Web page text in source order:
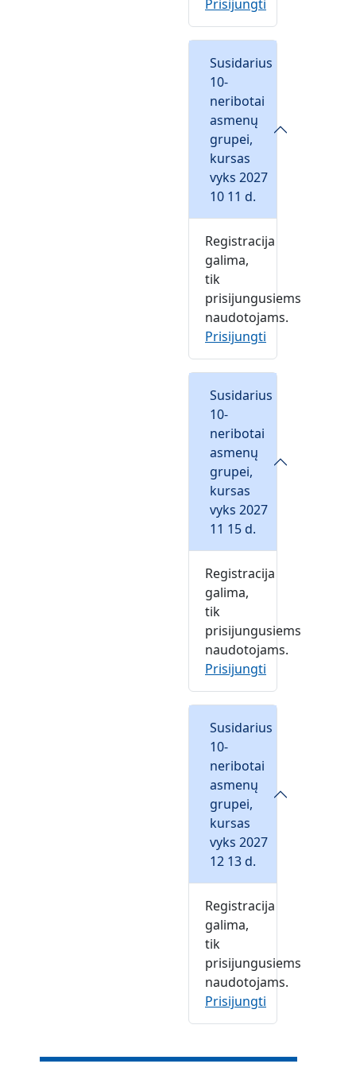
Prisijungti
Susidarius
10-
neribotai
asmenų
grupei,
kursas
vyks 2027
10 11 d.
Registracija
galima,
tik
prisijungusiems
naudotojams.
Prisijungti
Susidarius
10-
neribotai
asmenų
grupei,
kursas
vyks 2027
11 15 d.
Registracija
galima,
tik
prisijungusiems
naudotojams.
Prisijungti
Susidarius
10-
neribotai
asmenų
grupei,
kursas
vyks 2027
12 13 d.
Registracija
galima,
tik
prisijungusiems
naudotojams.
Prisijungti